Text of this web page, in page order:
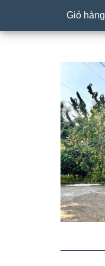
Giỏ hàng